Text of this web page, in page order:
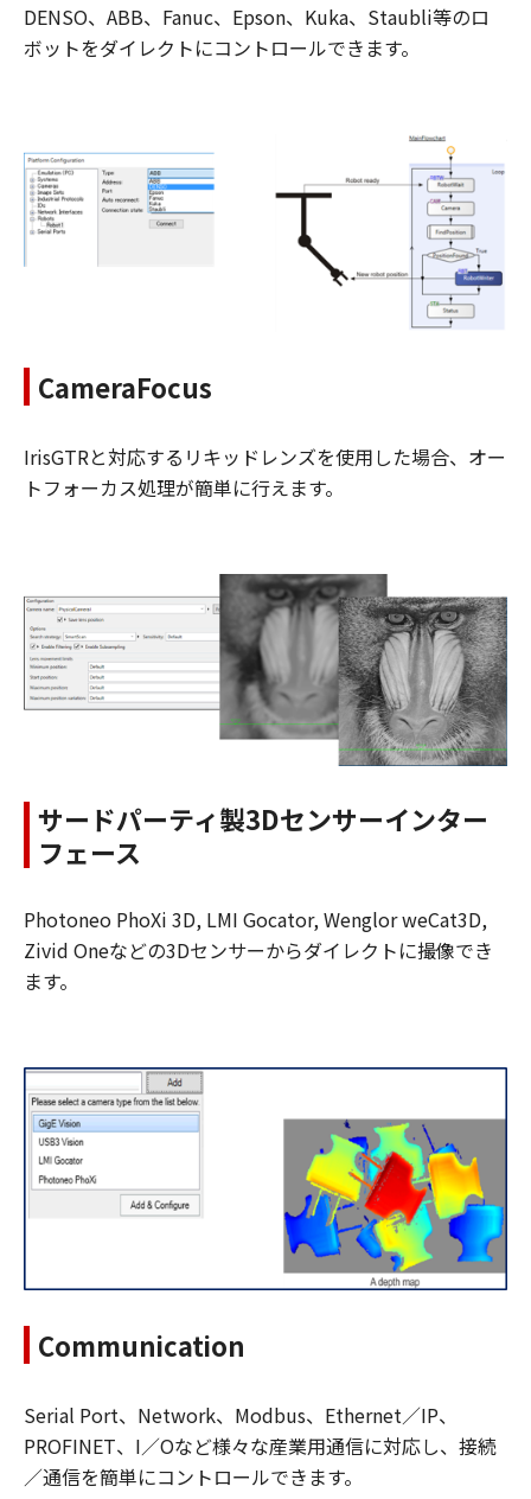
DENSO、ABB、Fanuc、Epson、Kuka、Staubli等のロ
ボットをダイレクトにコントロールできます。
CameraFocus
IrisGTRと対応するリキッドレンズを使用した場合、オー
トフォーカス処理が簡単に行えます。
サードパーティ製3Dセンサーインター
フェース
Photoneo PhoXi 3D, LMI Gocator, Wenglor weCat3D,
Zivid Oneなどの3Dセンサーからダイレクトに撮像でき
ます。
Communication
Serial Port、Network、Modbus、Ethernet／IP、
PROFINET、I／Oなど様々な産業用通信に対応し、接続
／通信を簡単にコントロールできます。